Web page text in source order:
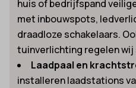
huis of bedrijfspand
met inbouwspots,
draadloze schakelaars.
tuinverlichting regelen wij
Laadpaal en
installeren laadstations